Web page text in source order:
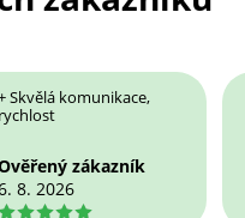
Skvělá komunikace,
rychlost
zákazník
8. 2026